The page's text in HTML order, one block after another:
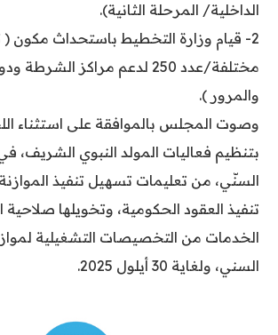
الداخلية/ المرحلة الثانية).
2- قيام وزارة التخطيط باستحداث مكون
مختلفة/عدد 250 لدعم مراكز
والمرور ).
وصوت المجلس بالموافقة على استثناء
بتنظيم فعاليات المولد النبوي الشريف،
السنّي، من تعليمات تسهيل تنفيذ
تنفيذ العقود الحكومية، وتخويلها صلاحية
الخدمات من التخصيصات التشغيلية
السني، ولغاية 30 أيلول 2025.